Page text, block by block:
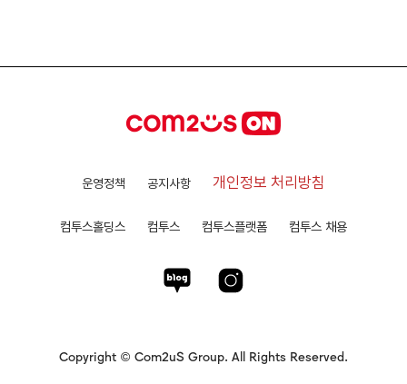
운영정책 공지사항 개인정보 처리방침
컴투스홀딩스 컴투스 컴투스플랫폼 컴투스 채용
Copyright © Com2uS Group. All Rights Reserved.